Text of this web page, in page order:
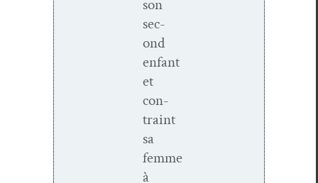
son
sec­
ond
enfant
et
con­
traint
sa
femme
à